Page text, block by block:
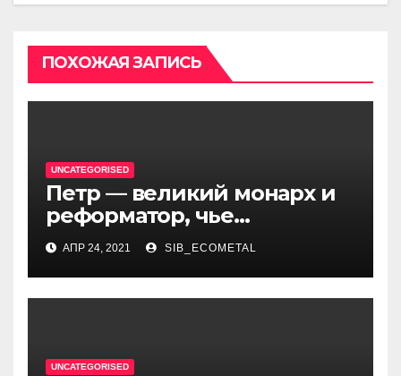
ПОХОЖАЯ ЗАПИСЬ
UNCATEGORISED
Петр — великий монарх и
реформатор, чье
правление стало вехой в
истории России и обрёл
международное
признание
АПР 24, 2021 SIB_ECOMETAL
UNCATEGORISED